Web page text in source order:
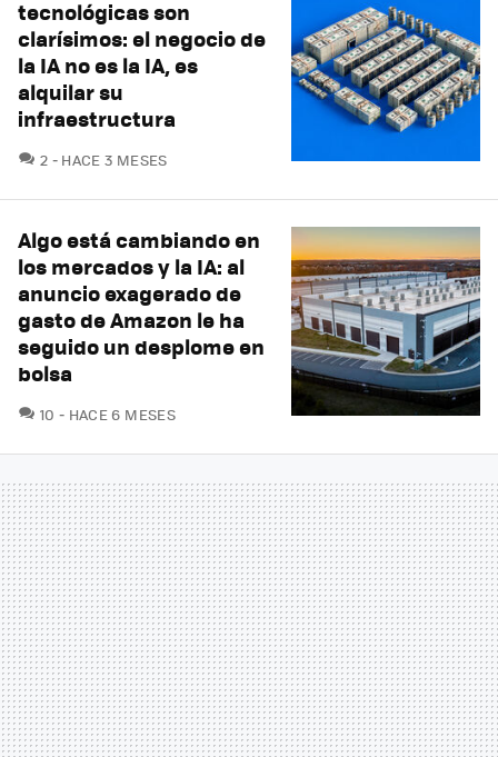
tecnológicas son
clarísimos: el negocio de
la IA no es la IA, es
alquilar su
infraestructura
2 COMENTARIOS
HACE 3 MESES
Algo está cambiando en
los mercados y la IA: al
anuncio exagerado de
gasto de Amazon le ha
seguido un desplome en
bolsa
10 COMENTARIOS
HACE 6 MESES